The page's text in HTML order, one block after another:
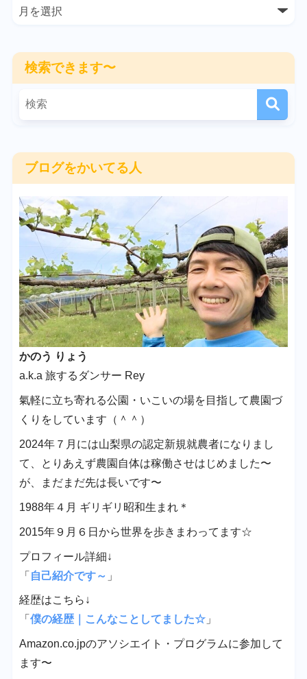
検索できます〜
ブログをかいてる人
かのう りょう
a.k.a 旅するダンサー Rey
氣軽に立ち寄れる公園・いこいの場を目指して農園づ
くりをしています（＾＾）
2024年７月には山梨県の認定新規就農者になりまし
て、とりあえず農園自体は稼働させはじめました〜
が、まだまだ先は長いです〜
1988年４月 ギリギリ昭和生まれ＊
2015年９月６日から世界を歩きまわってます☆
プロフィール詳細↓
「 自己紹介です～ 」
経歴はこちら↓
「 僕の経歴｜こんなことしてました☆」
Amazon.co.jpのアソシエイト・プログラムに参加して
ます〜